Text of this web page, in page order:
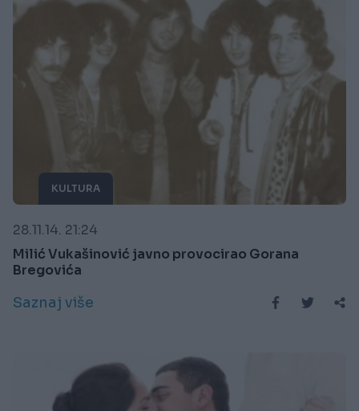
KULTURA
28.11.14. 21:24
Milić Vukašinović javno provocirao Gorana
Bregovića
Saznaj više